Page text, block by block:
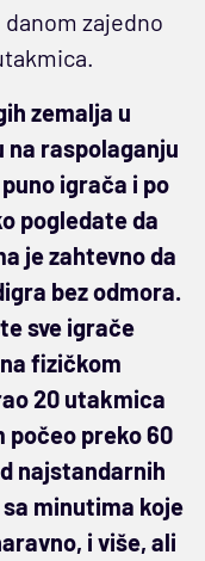
zajedno
zemalja u
na raspolaganju
igrača i po
pogledate da
je zahtevno da
bez odmora.
sve igrače
fizičkom
20 utakmica
počeo preko 60
najstandarnih
minutima koje
i više, ali